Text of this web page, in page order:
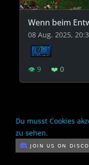
Wenn beim
08 Aug. 2025,
👁 9 ❤️ 0
Du musst Cookies
zu sehen.